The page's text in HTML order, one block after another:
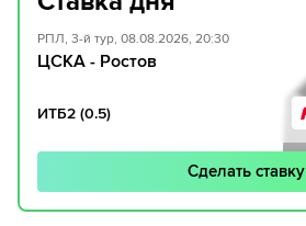
РПЛ, 3-й тур, 08.08.2026, 20:30
ЦСКА - Ростов
ИТБ2 (0.5)
Сделать ставку